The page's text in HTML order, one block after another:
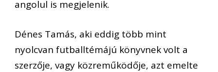
angolul is megjelenik.
Dénes Tamás, aki eddig több mint
nyolcvan futballtémájú könyvnek volt a
szerzője, vagy közreműködője, azt emelte